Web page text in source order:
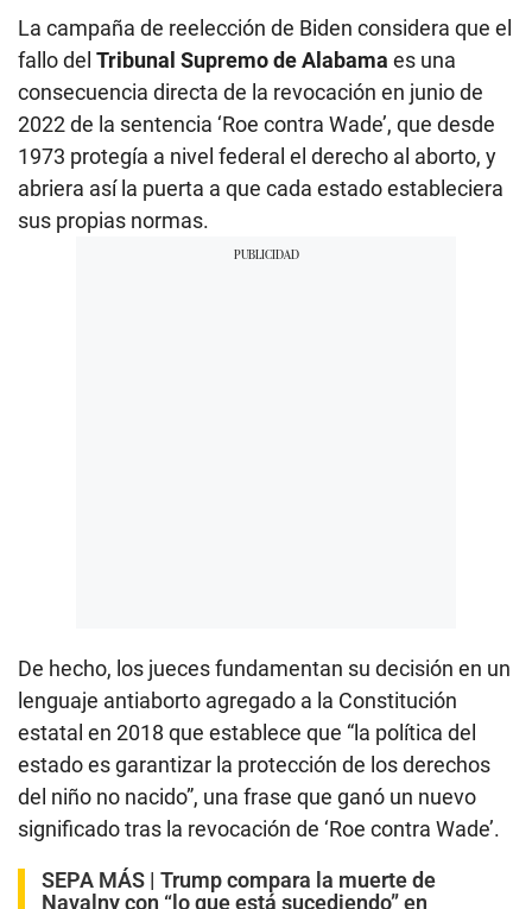
La campaña de reelección de Biden considera que el
fallo del Tribunal Supremo de Alabama es una
consecuencia directa de la revocación en junio de
2022 de la sentencia ‘Roe contra Wade’, que desde
1973 protegía a nivel federal el derecho al aborto, y
abriera así la puerta a que cada estado estableciera
sus propias normas.
De hecho, los jueces fundamentan su decisión en un
lenguaje antiaborto agregado a la Constitución
estatal en 2018 que establece que “la política del
estado es garantizar la protección de los derechos
del niño no nacido”, una frase que ganó un nuevo
significado tras la revocación de ‘Roe contra Wade’.
SEPA MÁS | Trump compara la muerte de
Navalny con “lo que está sucediendo” en